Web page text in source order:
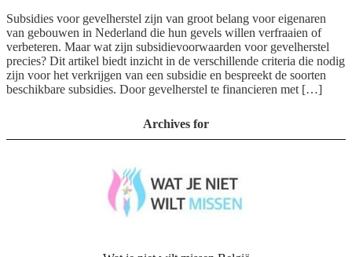
Subsidies voor gevelherstel zijn van groot belang voor eigenaren
van gebouwen in Nederland die hun gevels willen verfraaien of
verbeteren. Maar wat zijn subsidievoorwaarden voor gevelherstel
precies? Dit artikel biedt inzicht in de verschillende criteria die nodig
zijn voor het verkrijgen van een subsidie en bespreekt de soorten
beschikbare subsidies. Door gevelherstel te financieren met […]
Archives for